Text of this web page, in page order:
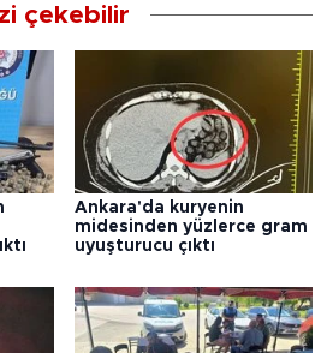
çekebilir
Ankara'da kuryenin
midesinden yüzlerce gram
uyuşturucu çıktı